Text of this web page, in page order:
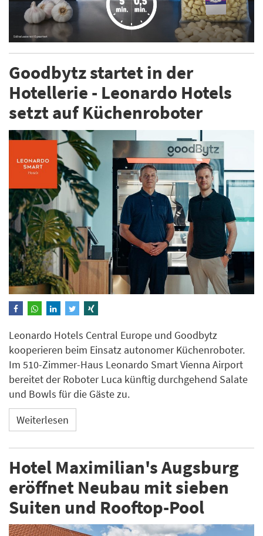
Goodbytz startet in der
Hotellerie - Leonardo Hotels
setzt auf Küchenroboter
Leonardo Hotels Central Europe und Goodbytz
kooperieren beim Einsatz autonomer Küchenroboter.
Im 510-Zimmer-Haus Leonardo Smart Vienna Airport
bereitet der Roboter Luca künftig durchgehend Salate
und Bowls für die Gäste zu.
Weiterlesen
Hotel Maximilian's Augsburg
eröffnet Neubau mit sieben
Suiten und Rooftop-Pool